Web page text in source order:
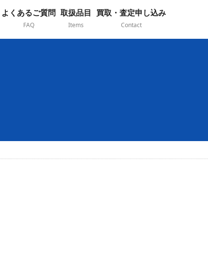
よくあるご質問
FAQ
取扱品目
Items
買取・査定申し込み
Contact